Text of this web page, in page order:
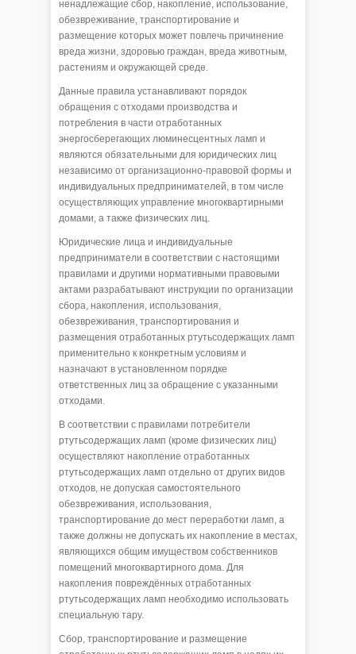
ненадлежащие сбор, накопление, использование,
обезвреживание, транспортирование и
размещение которых может повлечь причинение
вреда жизни, здоровью граждан, вреда животным,
растениям и окружающей среде.
Данные правила устанавливают порядок
обращения с отходами производства и
потребления в части отработанных
энергосберегающих люминесцентных ламп и
являются обязательными для юридических лиц
независимо от организационно-правовой формы и
индивидуальных предпринимателей, в том числе
осуществляющих управление многоквартирными
домами, а также физических лиц.
Юридические лица и индивидуальные
предприниматели в соответствии с настоящими
правилами и другими нормативными правовыми
актами разрабатывают инструкции по организации
сбора, накопления, использования,
обезвреживания, транспортирования и
размещения отработанных ртутьсодержащих ламп
применительно к конкретным условиям и
назначают в установленном порядке
ответственных лиц за обращение с указанными
отходами.
В соответствии с правилами потребители
ртутьсодержащих ламп (кроме физических лиц)
осуществляют накопление отработанных
ртутьсодержащих ламп отдельно от других видов
отходов, не допуская самостоятельного
обезвреживания, использования,
транспортирование до мест переработки ламп, а
также должны не допускать их накопление в местах,
являющихся общим имуществом собственников
помещений многоквартирного дома. Для
накопления повреждённых отработанных
ртутьсодержащих ламп необходимо использовать
специальную тару.
Сбор, транспортирование и размещение